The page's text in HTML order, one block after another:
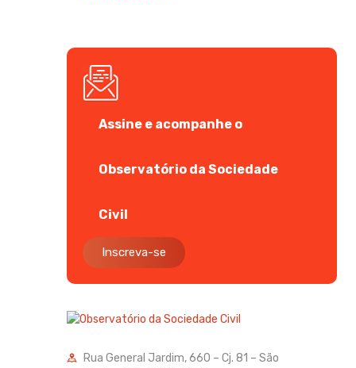
Assine e acompanhe o
Observatório da Sociedade
Civil
Inscreva-se
Rua General Jardim, 660 – Cj. 81 – São